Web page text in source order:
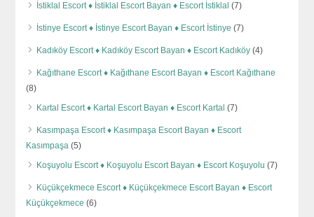
İstiklal Escort ♦️ İstiklal Escort Bayan ♦️ Escort İstiklal (7)
İstinye Escort ♦️ İstinye Escort Bayan ♦️ Escort İstinye (7)
Kadıköy Escort ♦️ Kadıköy Escort Bayan ♦️ Escort Kadıköy (4)
Kağıthane Escort ♦️ Kağıthane Escort Bayan ♦️ Escort Kağıthane
(8)
Kartal Escort ♦️ Kartal Escort Bayan ♦️ Escort Kartal (7)
Kasımpaşa Escort ♦️ Kasımpaşa Escort Bayan ♦️ Escort
Kasımpaşa (5)
Koşuyolu Escort ♦️ Koşuyolu Escort Bayan ♦️ Escort Koşuyolu (7)
Küçükçekmece Escort ♦️ Küçükçekmece Escort Bayan ♦️ Escort
Küçükçekmece (6)